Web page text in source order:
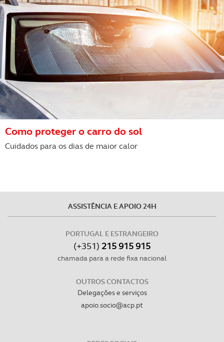
Como proteger o carro do sol
Cuidados para os dias de maior calor
ASSISTÊNCIA E APOIO 24H
PORTUGAL E ESTRANGEIRO
(+351) 215 915 915
chamada para a rede fixa nacional
OUTROS CONTACTOS
Delegações e serviços
apoio.socio@acp.pt